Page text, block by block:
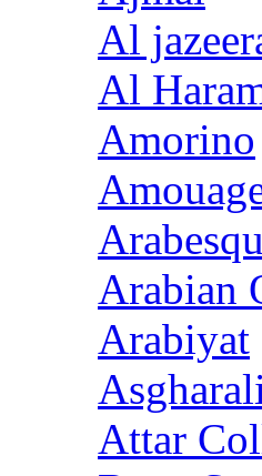
Al
Al
Amorino
Arabian
Arabiyat
Attar